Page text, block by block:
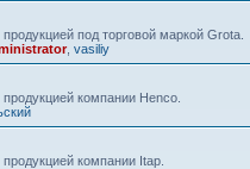
под торговой маркой Grota.
, vasiliy
компании Henco.
компании Itap.